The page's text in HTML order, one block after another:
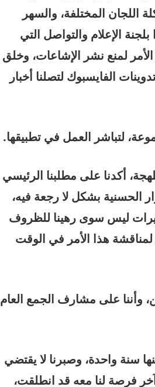
المختلفة، والسهر
الإعلام والتواصل التي
لمنع نشر الإشاعات، وخلق
الفايسبوك لتصلنا أخبار
لتباشر العمل في تطبيقها.
أكدنا على مطلبنا الرئيسي
الحسنية بشكل لا رجعة فيه،
ليس سوى رهينا للظروف
لمناقشة هذا الأمر في الوقت
وأننا على مشارف الجمع العام
سنة واحدة، وصبرنا لا يقتضي
فرصة لنا معه قد انطلقت،